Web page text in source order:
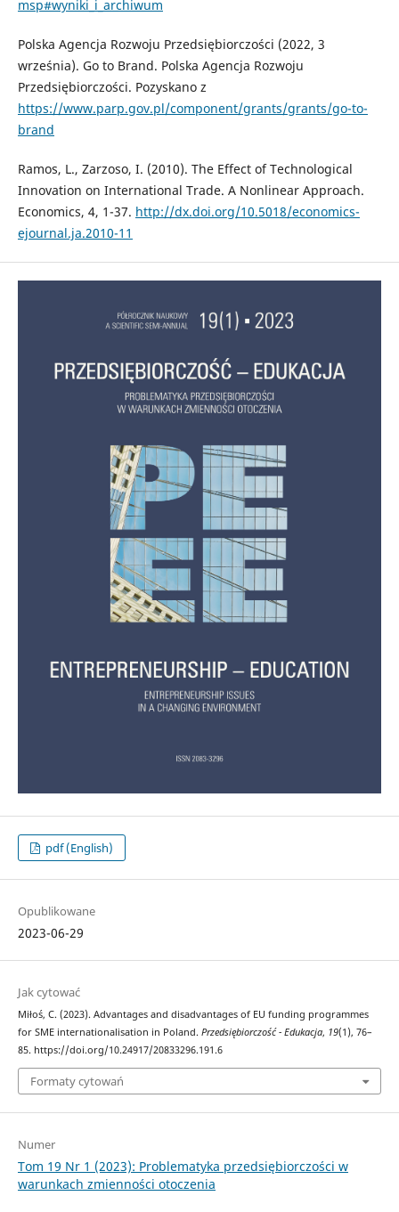
msp#wyniki_i_archiwum
Polska Agencja Rozwoju Przedsiębiorczości (2022, 3
września). Go to Brand. Polska Agencja Rozwoju
Przedsiębiorczości. Pozyskano z
https://www.parp.gov.pl/component/grants/grants/go-to-
brand
Ramos, L., Zarzoso, I. (2010). The Effect of Technological
Innovation on International Trade. A Nonlinear Approach.
Economics, 4, 1-37. http://dx.doi.org/10.5018/economics-
ejournal.ja.2010-11
pdf (English)
Opublikowane
2023-06-29
Jak cytować
Miłoś, C. (2023). Advantages and disadvantages of EU funding programmes
for SME internationalisation in Poland. Przedsiębiorczość - Edukacja, 19(1), 76–
85. https://doi.org/10.24917/20833296.191.6
Formaty cytowań
Numer
Tom 19 Nr 1 (2023): Problematyka przedsiębiorczości w
warunkach zmienności otoczenia